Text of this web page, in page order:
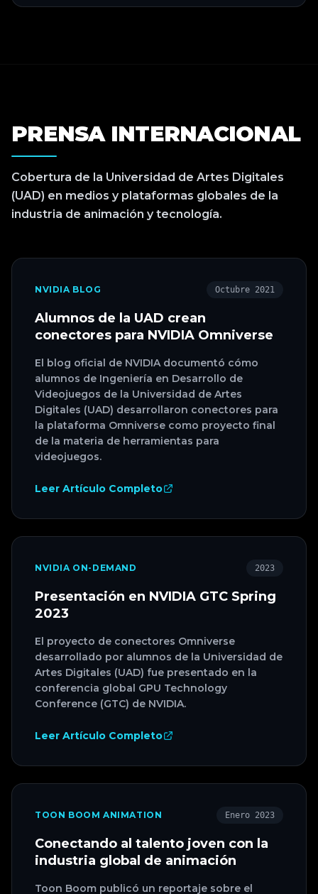
PRENSA INTERNACIONAL
Cobertura de la Universidad de Artes Digitales
(UAD) en medios y plataformas globales de la
industria de animación y tecnología.
NVIDIA BLOG Octubre 2021
Alumnos de la UAD crean
conectores para NVIDIA Omniverse
El blog oficial de NVIDIA documentó cómo
alumnos de Ingeniería en Desarrollo de
Videojuegos de la Universidad de Artes
Digitales (UAD) desarrollaron conectores para
la plataforma Omniverse como proyecto final
de la materia de herramientas para
videojuegos.
Leer Artículo Completo
NVIDIA ON-DEMAND 2023
Presentación en NVIDIA GTC Spring
2023
El proyecto de conectores Omniverse
desarrollado por alumnos de la Universidad de
Artes Digitales (UAD) fue presentado en la
conferencia global GPU Technology
Conference (GTC) de NVIDIA.
Leer Artículo Completo
TOON BOOM ANIMATION Enero 2023
Conectando al talento joven con la
industria global de animación
Toon Boom publicó un reportaje sobre el